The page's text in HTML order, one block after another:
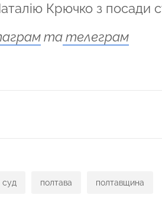
Крючко з посади
тателеграм
суд полтава полтавщина